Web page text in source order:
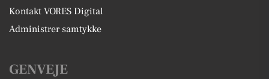
Kontakt VORES Digital
Administrer samtykke
GENVEJE